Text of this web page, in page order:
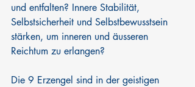
und entfalten? Innere Stabilität,
Selbstsicherheit und Selbstbewusstsein
stärken, um inneren und äusseren
Reichtum zu erlangen?
Die 9 Erzengel sind in der geistigen